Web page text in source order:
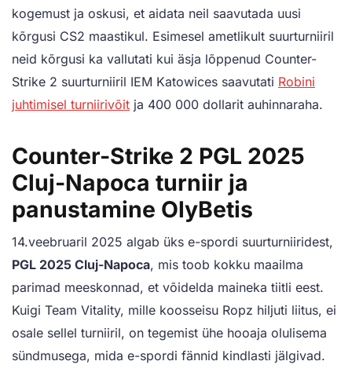
kogemust ja oskusi, et aidata neil saavutada uusi
kõrgusi CS2 maastikul. Esimesel ametlikult suurturniiril
neid kõrgusi ka vallutati kui äsja lõppenud Counter-
Strike 2 suurturniiril IEM Katowices saavutati Robini
juhtimisel turniirivõit ja 400 000 dollarit auhinnaraha.
Counter-Strike 2 PGL 2025
Cluj-Napoca turniir ja
panustamine OlyBetis
14.veebruaril 2025 algab üks e-spordi suurturniiridest,
PGL 2025 Cluj-Napoca, mis toob kokku maailma
parimad meeskonnad, et võidelda maineka tiitli eest.
Kuigi Team Vitality, mille koosseisu Ropz hiljuti liitus, ei
osale sellel turniiril, on tegemist ühe hooaja olulisema
sündmusega, mida e-spordi fännid kindlasti jälgivad.